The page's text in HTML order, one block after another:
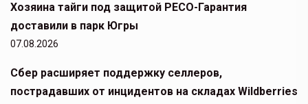
Хозяина тайги под защитой РЕСО-Гарантия
доставили в парк Югры
07.08.2026
Сбер расширяет поддержку селлеров,
пострадавших от инцидентов на складах Wildberries